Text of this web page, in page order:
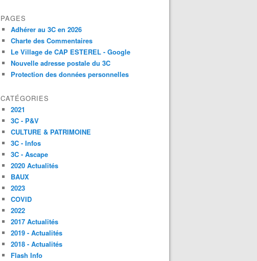
PAGES
Adhérer au 3C en 2026
Charte des Commentaires
Le Village de CAP ESTEREL - Google
Nouvelle adresse postale du 3C
Protection des données personnelles
CATÉGORIES
2021
3C - P&V
CULTURE & PATRIMOINE
3C - Infos
3C - Ascape
2020 Actualités
BAUX
2023
COVID
2022
2017 Actualités
2019 - Actualités
2018 - Actualités
Flash Info